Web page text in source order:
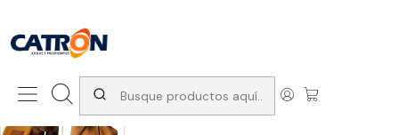
Inicio Productos